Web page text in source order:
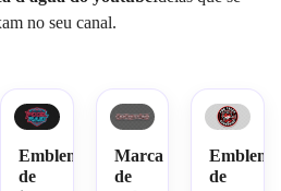
no seu canal.
Emblema
de
Marca
de
Emblema
de